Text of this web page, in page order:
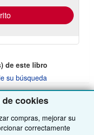
cookies
compras, mejorar su
correctamente
de este libro
su búsqueda